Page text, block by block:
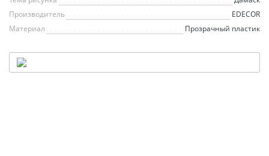
Производитель
EDECOR
Материал
Прозрачный пластик